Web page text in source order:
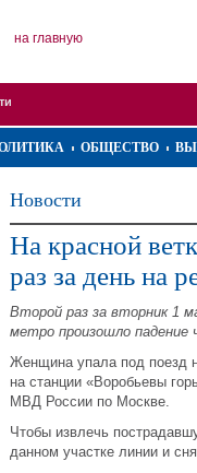
на главную
ОБЩЕСТВО
Новости
На красной
раз за день на
Второй раз за вторник 1
метро произошло падение
Женщина упала под поезд
на станции «Воробьевы
МВД России по Москве.
Чтобы извлечь
данном участке линии и